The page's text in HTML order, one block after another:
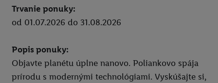
Ksebe prve sedenie
MG
Trvanie ponuky:
od 01.07.2026 do 31.08.2026
Popis ponuky:
Objavte planétu úplne nanovo. Poliankovo spája
prírodu s modernými technológiami. Vyskúšajte si,